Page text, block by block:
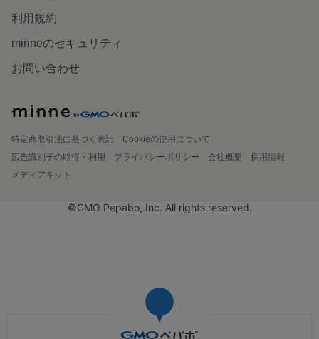
利用規約
minneのセキュリティ
お問い合わせ
特定商取引法に基づく表記
Cookieの使用について
広告識別子の取得・利用
プライバシーポリシー 会社概要
採用情報
メディアキット
©GMO Pepabo, Inc. All rights reserved.